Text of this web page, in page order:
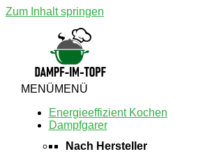
Zum Inhalt springen
MENÜMENÜ
Energieeffizient Kochen
Dampfgarer
Nach Hersteller